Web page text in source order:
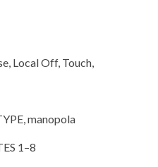
Local Off, Touch,
manopola
1–8